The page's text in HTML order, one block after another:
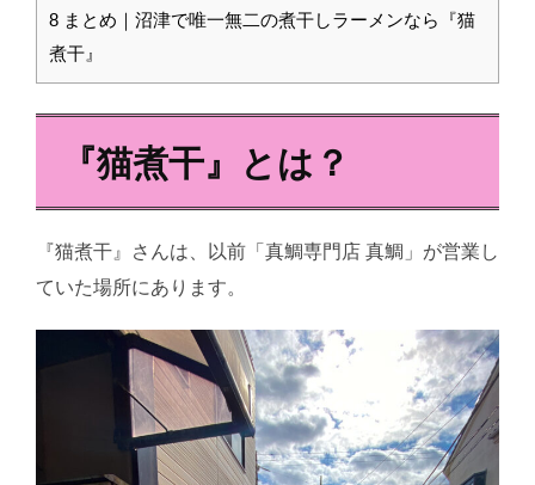
8 まとめ｜沼津で唯一無二の煮干しラーメンなら『猫
煮干』
『猫煮干』とは？
『猫煮干』さんは、以前「真鯛専門店 真鯛」が営業し
ていた場所にあります。